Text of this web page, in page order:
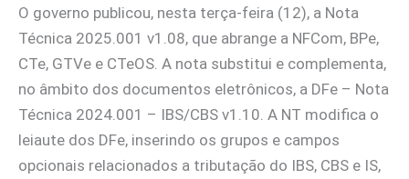
O governo publicou, nesta terça-feira (12), a Nota
Técnica 2025.001 v1.08, que abrange a NFCom, BPe,
CTe, GTVe e CTeOS. A nota substitui e complementa,
no âmbito dos documentos eletrônicos, a DFe – Nota
Técnica 2024.001 – IBS/CBS v1.10. A NT modifica o
leiaute dos DFe, inserindo os grupos e campos
opcionais relacionados a tributação do IBS, CBS e IS,